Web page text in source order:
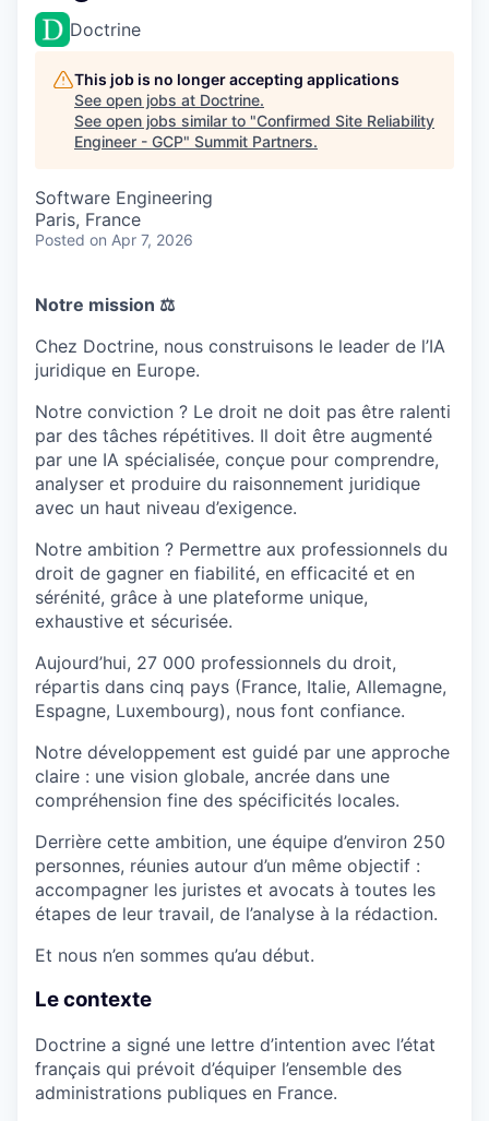
Doctrine
This job is no longer accepting applications
See open jobs at Doctrine.
See open jobs similar to "Confirmed Site Reliability
Engineer - GCP" Summit Partners.
Software Engineering
Paris, France
Posted on Apr 7, 2026
Notre mission ⚖️
Chez Doctrine, nous construisons le leader de l’IA
juridique en Europe.
Notre conviction ? Le droit ne doit pas être ralenti
par des tâches répétitives. Il doit être augmenté
par une IA spécialisée, conçue pour comprendre,
analyser et produire du raisonnement juridique
avec un haut niveau d’exigence.
Notre ambition ? Permettre aux professionnels du
droit de gagner en fiabilité, en efficacité et en
sérénité, grâce à une plateforme unique,
exhaustive et sécurisée.
Aujourd’hui, 27 000 professionnels du droit,
répartis dans cinq pays (France, Italie, Allemagne,
Espagne, Luxembourg), nous font confiance.
Notre développement est guidé par une approche
claire : une vision globale, ancrée dans une
compréhension fine des spécificités locales.
Derrière cette ambition, une équipe d’environ 250
personnes, réunies autour d’un même objectif :
accompagner les juristes et avocats à toutes les
étapes de leur travail, de l’analyse à la rédaction.
Et nous n’en sommes qu’au début.
Le contexte
Doctrine a signé une lettre d’intention avec l’état
français qui prévoit d’équiper l’ensemble des
administrations publiques en France.